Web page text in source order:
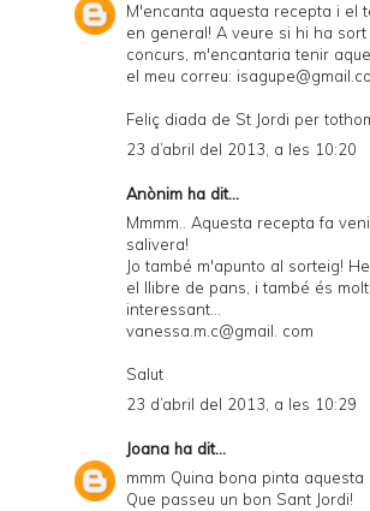
M'encanta aquesta recepta i el
en general! A veure si hi ha sort
concurs, m'encantaria tenir
el meu correu:
Feliç diada de St Jordi per
23 d’abril del 2013, a les 10:20
Anònim ha dit...
Mmmm.. Aquesta recepta fa
salivera!
Jo també m'apunto al sorteig!
el llibre de pans, i també és molt
interessant...
vanessa.m.c@gmail. com
Salut
23 d’abril del 2013, a les 10:29
Joana ha dit...
mmm Quina bona pinta aquesta
Que passeu un bon Sant Jordi!